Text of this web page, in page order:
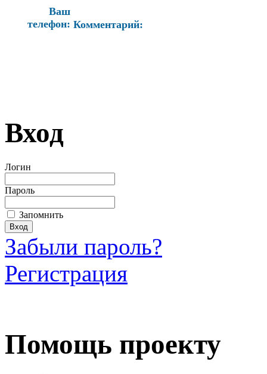
Ваш
телефон: Комментарий:
Вход
Логин
Пароль
Запомнить
Забыли пароль?
Регистрация
Помощь проекту